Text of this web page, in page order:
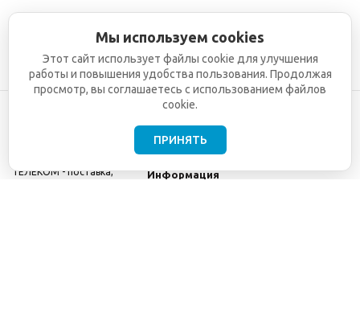
ТЕЛЕКОМ - поставка,
Информация
Мы используем cookies
Этот сайт использует файлы cookie для улучшения
работы и повышения удобства пользования. Продолжая
просмотр, вы соглашаетесь с использованием файлов
cookie.
ПРИНЯТЬ